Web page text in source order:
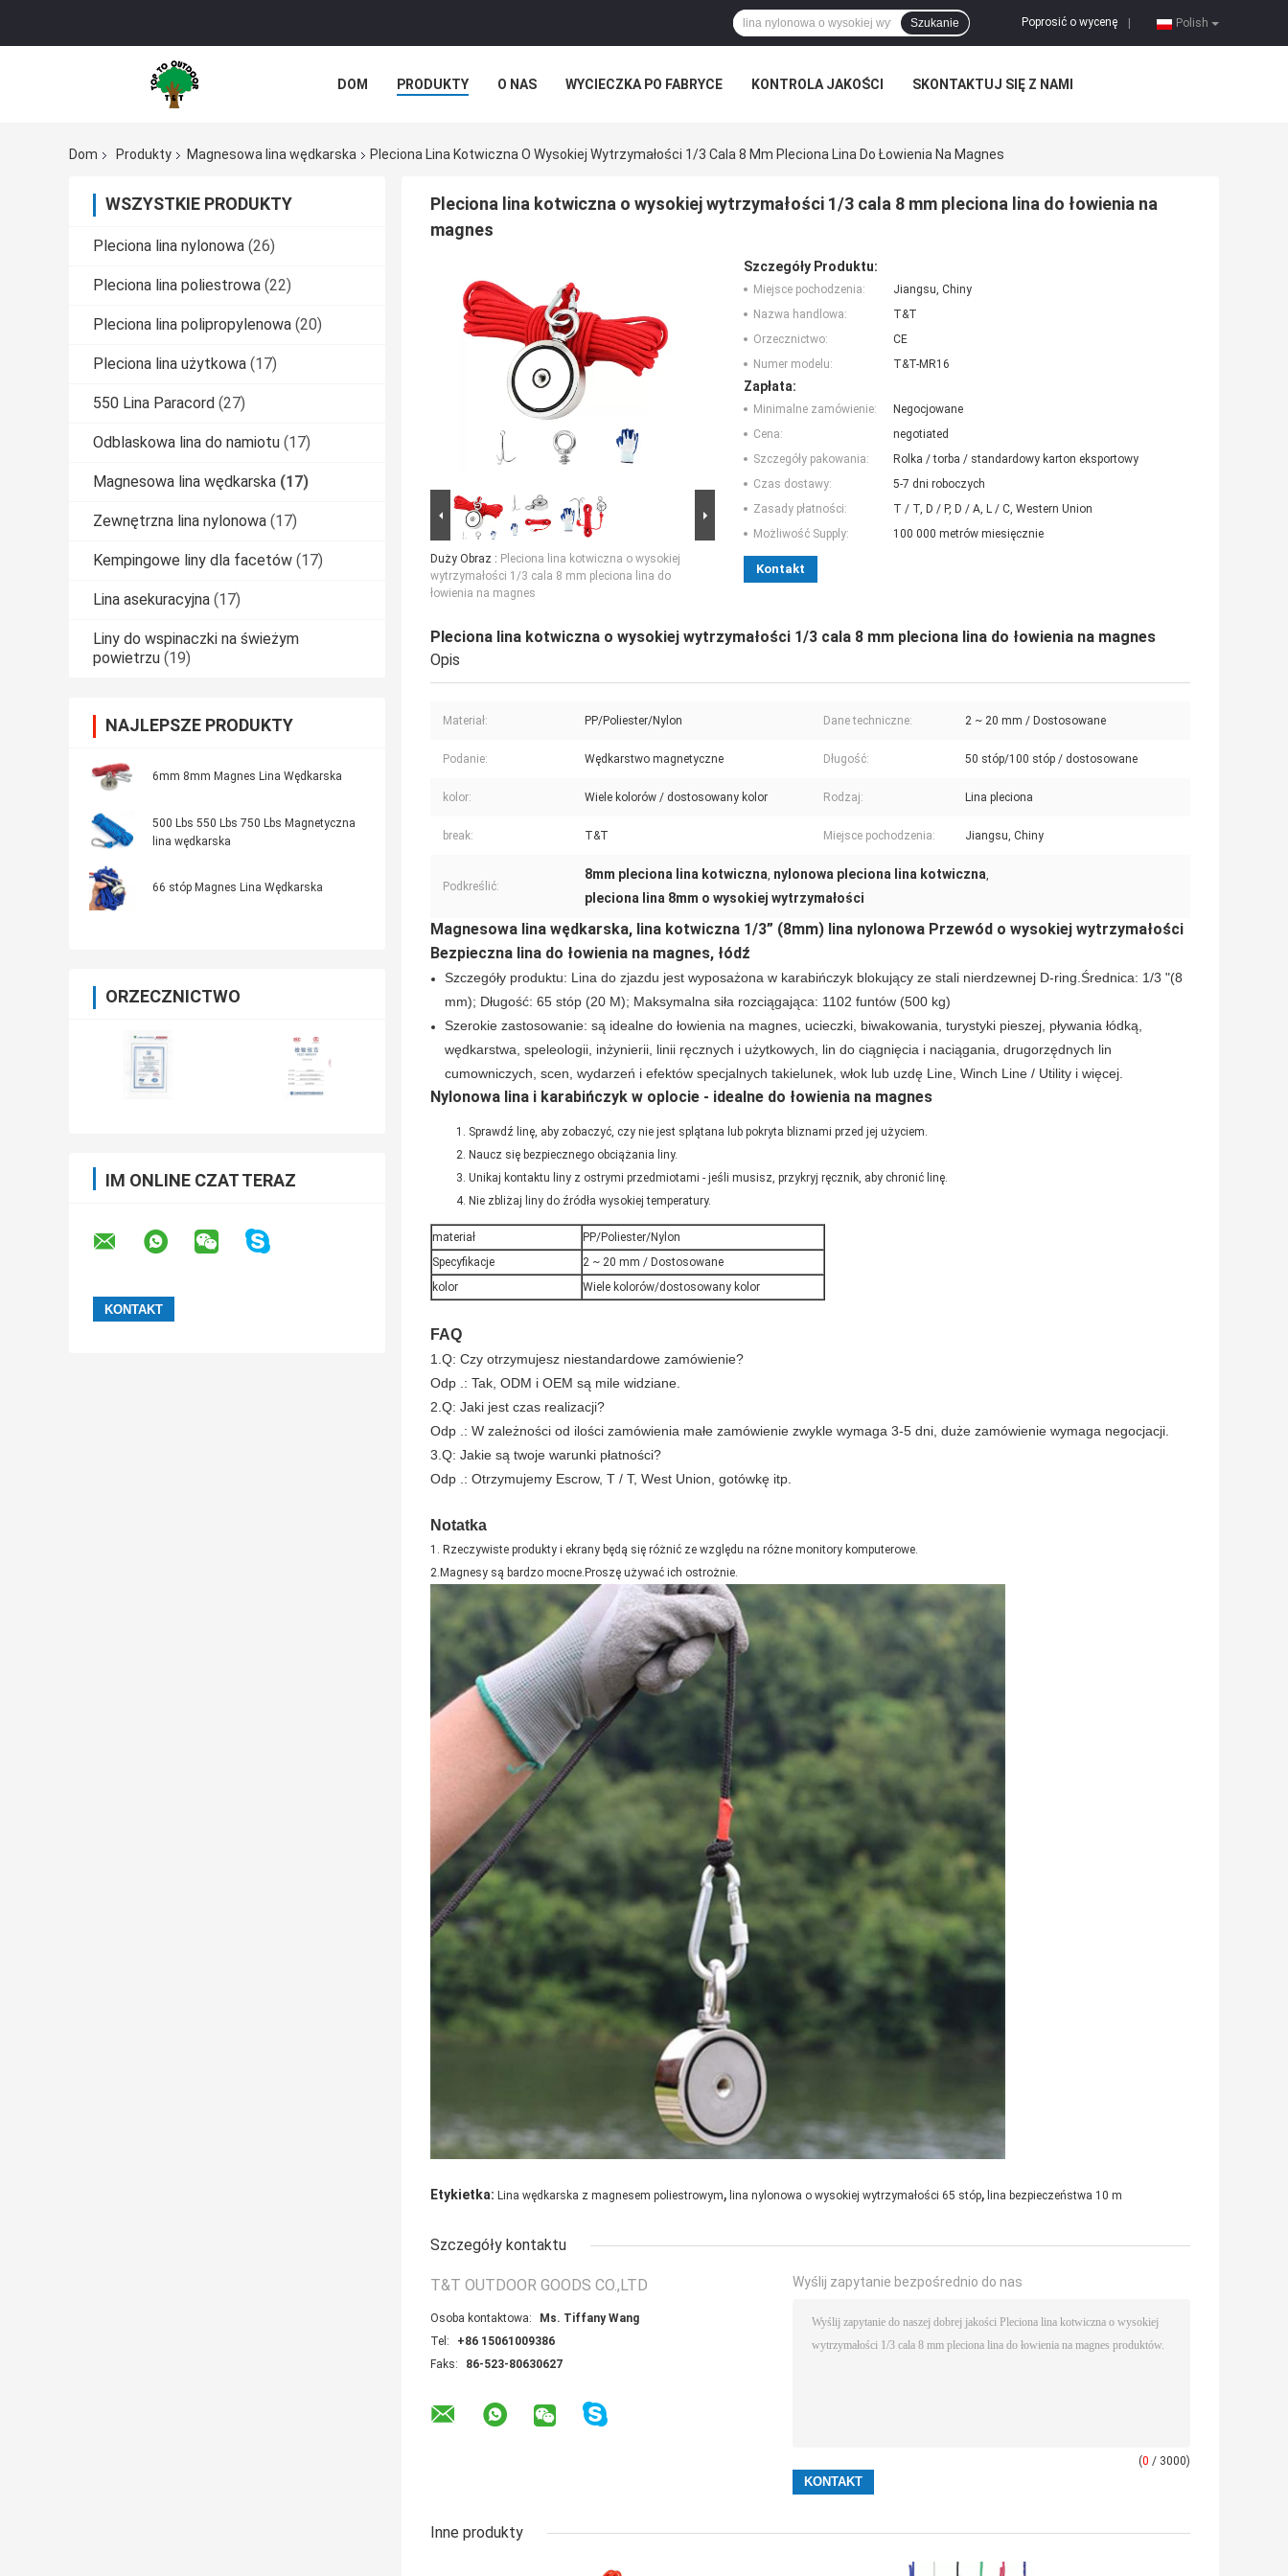
Polish
Poprosić o wycenę
Szukanie
DOM PRODUKTY O NAS WYCIECZKA PO FABRYCE KONTROLA JAKOŚCI SKONTAKTUJ SIĘ Z NAMI
Dom Produkty Magnesowa lina wędkarska Pleciona Lina Kotwiczna O Wysokiej Wytrzymałości 1/3 Cala 8 Mm Pleciona Lina Do Łowienia Na Magnes
WSZYSTKIE PRODUKTY
Pleciona lina nylonowa (26)
Pleciona lina poliestrowa (22)
Pleciona lina polipropylenowa (20)
Pleciona lina użytkowa (17)
550 Lina Paracord (27)
Odblaskowa lina do namiotu (17)
Magnesowa lina wędkarska (17)
Zewnętrzna lina nylonowa (17)
Kempingowe liny dla facetów (17)
Lina asekuracyjna (17)
Liny do wspinaczki na świeżym
powietrzu (19)
NAJLEPSZE PRODUKTY
6mm 8mm Magnes Lina Wędkarska
500 Lbs 550 Lbs 750 Lbs Magnetyczna
lina wędkarska
66 stóp Magnes Lina Wędkarska
ORZECZNICTWO
IM ONLINE CZAT TERAZ
Pleciona lina kotwiczna o wysokiej wytrzymałości 1/3 cala 8 mm pleciona lina do łowienia na
magnes
Duży Obraz : Pleciona lina kotwiczna o wysokiej
wytrzymałości 1/3 cala 8 mm pleciona lina do
łowienia na magnes
Szczegóły Produktu:
Miejsce pochodzenia:
Jiangsu, Chiny
Nazwa handlowa:
T&T
Orzecznictwo:
CE
Numer modelu:
T&T-MR16
Zapłata:
Minimalne zamówienie:
Negocjowane
Cena:
negotiated
Szczegóły pakowania:
Rolka / torba / standardowy karton eksportowy
Czas dostawy:
5-7 dni roboczych
Zasady płatności:
T / T, D / P, D / A, L / C, Western Union
Możliwość Supply:
100 000 metrów miesięcznie
Kontakt
Pleciona lina kotwiczna o wysokiej wytrzymałości 1/3 cala 8 mm pleciona lina do łowienia na magnes
Opis
Materiał: PP/Poliester/Nylon Dane techniczne: 2 ~ 20 mm / Dostosowane
Podanie: Wędkarstwo magnetyczne Długość: 50 stóp/100 stóp / dostosowane
kolor: Wiele kolorów / dostosowany kolor Rodzaj: Lina pleciona
break: T&T Miejsce pochodzenia: Jiangsu, Chiny
Podkreślić:
8mm pleciona lina kotwiczna, nylonowa pleciona lina kotwiczna,
pleciona lina 8mm o wysokiej wytrzymałości
Magnesowa lina wędkarska, lina kotwiczna 1/3” (8mm) lina nylonowa Przewód o wysokiej wytrzymałości
Bezpieczna lina do łowienia na magnes, łódź
Szczegóły produktu: Lina do zjazdu jest wyposażona w karabińczyk blokujący ze stali nierdzewnej D-ring.Średnica: 1/3 "(8
mm); Długość: 65 stóp (20 M); Maksymalna siła rozciągająca: 1102 funtów (500 kg)
Szerokie zastosowanie: są idealne do łowienia na magnes, ucieczki, biwakowania, turystyki pieszej, pływania łódką,
wędkarstwa, speleologii, inżynierii, linii ręcznych i użytkowych, lin do ciągnięcia i naciągania, drugorzędnych lin
cumowniczych, scen, wydarzeń i efektów specjalnych takielunek, włok lub uzdę Line, Winch Line / Utility i więcej.
Nylonowa lina i karabińczyk w oplocie - idealne do łowienia na magnes
Sprawdź linę, aby zobaczyć, czy nie jest splątana lub pokryta bliznami przed jej użyciem.
Naucz się bezpiecznego obciążania liny.
Unikaj kontaktu liny z ostrymi przedmiotami - jeśli musisz, przykryj ręcznik, aby chronić linę.
Nie zbliżaj liny do źródła wysokiej temperatury.
materiał
PP/Poliester/Nylon
Specyfikacje
2 ~ 20 mm / Dostosowane
kolor
Wiele kolorów/dostosowany kolor
FAQ
1.Q: Czy otrzymujesz niestandardowe zamówienie?
Odp .: Tak, ODM i OEM są mile widziane.
2.Q: Jaki jest czas realizacji?
Odp .: W zależności od ilości zamówienia małe zamówienie zwykle wymaga 3-5 dni, duże zamówienie wymaga negocjacji.
3.Q: Jakie są twoje warunki płatności?
Odp .: Otrzymujemy Escrow, T / T, West Union, gotówkę itp.
Notatka
1. Rzeczywiste produkty i ekrany będą się różnić ze względu na różne monitory komputerowe.
2.Magnesy są bardzo mocne.Proszę używać ich ostrożnie.
Etykietka: Lina wędkarska z magnesem poliestrowym, lina nylonowa o wysokiej wytrzymałości 65 stóp, lina bezpieczeństwa 10 m
Szczegóły kontaktu
T&T OUTDOOR GOODS CO.,LTD
Osoba kontaktowa:
Ms. Tiffany Wang
Tel:
+86 15061009386
Faks:
86-523-80630627
Wyślij zapytanie bezpośrednio do nas
(0 / 3000)
Inne produkty